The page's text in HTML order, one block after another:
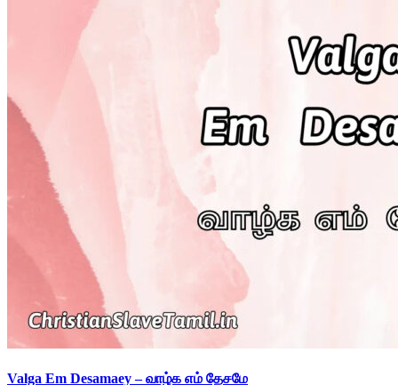
Valga Em Desamaey – வாழ்க எம் தேசமே